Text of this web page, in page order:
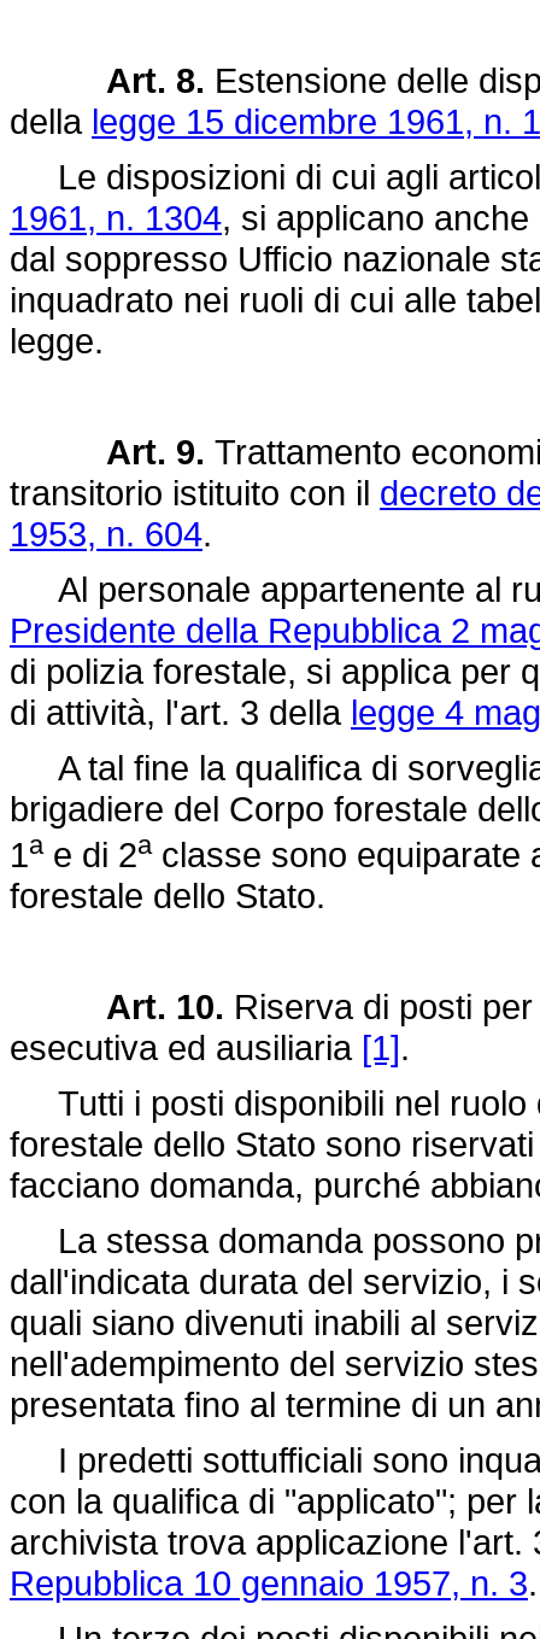
Art. 8. Estensione delle
della legge 15 dicembre 1961, n.
Le disposizioni di cui agli
1961, n. 1304, si applicano
dal soppresso Ufficio nazionale
inquadrato nei ruoli di cui alle
legge.
Art. 9. Trattamento
transitorio istituito con il decreto
1953, n. 604.
Al personale appartenente al
Presidente della Repubblica 2
di polizia forestale, si applica per
di attività, l'art. 3 della legge 4
A tal fine la qualifica di
brigadiere del Corpo forestale
1ae di 2aclasse sono equiparate
forestale dello Stato.
Art. 10. Riserva di posti
esecutiva ed ausiliaria [1].
Tutti i posti disponibili nel ruolo
forestale dello Stato sono
facciano domanda, purché
La stessa domanda possono
dall'indicata durata del servizio, i
quali siano divenuti inabili al
nell'adempimento del servizio
presentata fino al termine di un
I predetti sottufficiali sono
con la qualifica di "applicato"; per
archivista trova applicazione l'art.
Repubblica 10 gennaio 1957, n. 3.